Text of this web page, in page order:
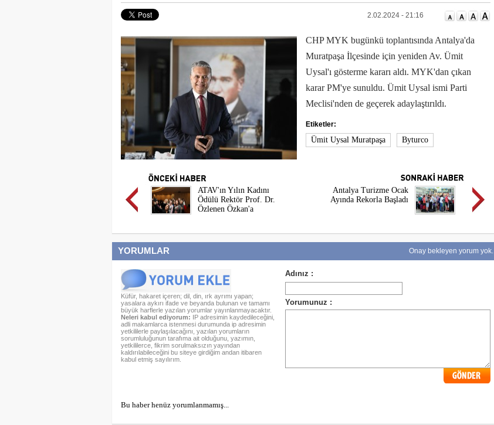
2.02.2024 - 21:16
CHP MYK bugünkü toplantısında Antalya'da
Muratpaşa İlçesinde için yeniden Av. Ümit
Uysal'ı gösterme kararı aldı. MYK'dan çıkan
karar PM'ye sunuldu. Ümit Uysal ismi Parti
Meclisi'nden de geçerek adaylaştırıldı.
Etiketler:
Ümit Uysal Muratpaşa Byturco
ATAV'ın Yılın Kadını
Ödülü Rektör Prof. Dr.
Özlenen Özkan'a
Antalya Turizme Ocak
Ayında Rekorla Başladı
YORUMLAR Onay bekleyen yorum yok.
Küfür, hakaret içeren; dil, din, ırk ayrımı yapan;
yasalara aykırı ifade ve beyanda bulunan ve tamamı
büyük harflerle yazılan yorumlar yayınlanmayacaktır.
Neleri kabul ediyorum: IP adresimin kaydedileceğini,
adli makamlarca istenmesi durumunda ip adresimin
yetkililerle paylaşılacağını, yazılan yorumların
sorumluluğunun tarafıma ait olduğunu, yazımın,
yetkililerce, fikrim sorulmaksızın yayından
kaldırılabileceğini bu siteye girdiğim andan itibaren
kabul etmiş sayılırım.
Bu haber henüz yorumlanmamış...